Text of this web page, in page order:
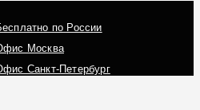
по России
Москва
Санкт-Петербург